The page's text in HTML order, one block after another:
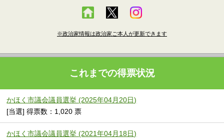
※政治家情報は政治家ご本人が更新できます
これまでの得票状況
かほく市議会議員選挙 (2025年04月20日)
[当選] 得票数：1,020 票
かほく市議会議員選挙 (2021年04月18日)